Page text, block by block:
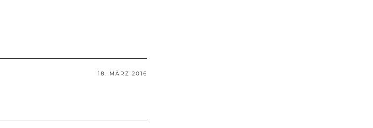
18. MÄRZ 2016